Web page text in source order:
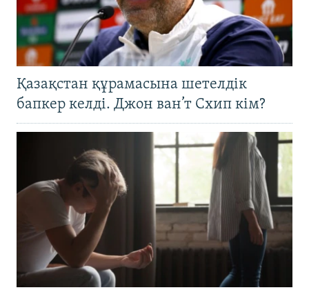
Қазақстан құрамасына шетелдік
бапкер келді. Джон ван’т Схип кім?